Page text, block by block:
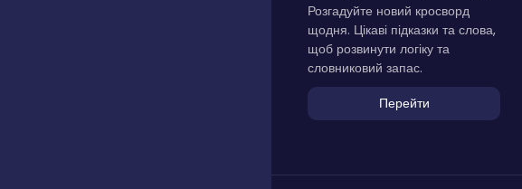
Розгадуйте новий кросворд
щодня. Цікаві підказки та слова,
щоб розвинути логіку та
словниковий запас.
Перейти